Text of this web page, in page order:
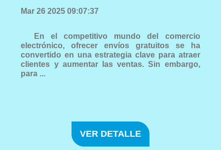
Mar 26 2025 09:07:37
En el competitivo mundo del comercio
electrónico, ofrecer envíos gratuitos se ha
convertido en una estrategia clave para atraer
clientes y aumentar las ventas. Sin embargo,
para ...
VER DETALLE